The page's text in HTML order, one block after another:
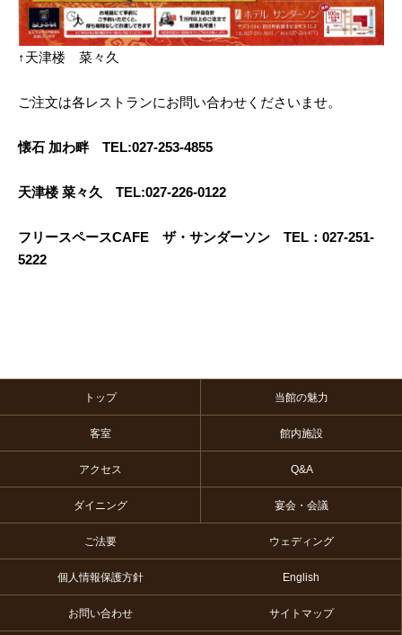
↑天津楼 菜々久
ご注文は各レストランにお問い合わせくださいませ。
懐石 加わ畔 TEL:027-253-4855
天津楼 菜々久 TEL:027-226-0122
フリースペースCAFE ザ・サンダーソン TEL：027-251-
5222
トップ 当館の魅力
客室 館内施設
アクセス Q&A
ダイニング 宴会・会議
ご法要 ウェディング
個人情報保護方針 English
お問い合わせ サイトマップ